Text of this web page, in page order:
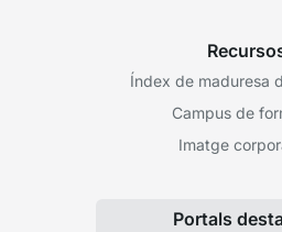
Índex de maduresa
Campus de
Imatge
Portals